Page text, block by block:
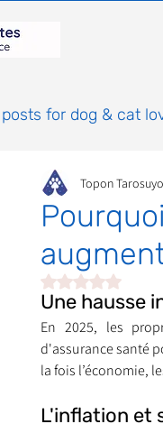
for dog & cat
&
: Frais et
parrainer Étoiles
Topon Tarosuyo
Noté NaN
Une hausse
En 2025, les
d'assurance santé
la fois l’économie,
L'inflation et